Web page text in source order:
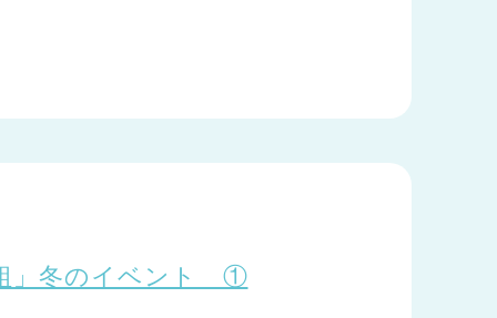
」冬のイベント ①